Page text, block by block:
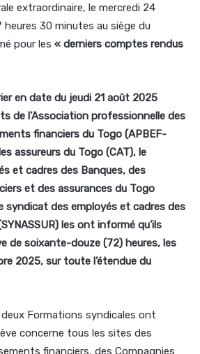
extraordinaire, le mercredi 24
30 minutes au siège du
pour les « derniers comptes rendus
en date du jeudi 21 août 2025
de l’Association professionnelle des
financiers du Togo (APBEF-
assureurs du Togo (CAT), le
et cadres des Banques, des
et des assurances du Togo
syndicat des employés et cadres des
les ont informé qu’ils
de soixante-douze (72) heures, les
2025, sur toute l’étendue du
deux Formations syndicales ont
concerne tous les sites des
financiers, des Compagnies